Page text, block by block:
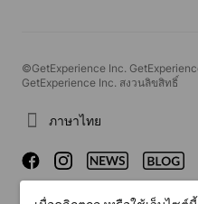
©GetExperience Inc.
GetExperience Inc. สงวนลิขสิทธิ์
ภาษาไทย